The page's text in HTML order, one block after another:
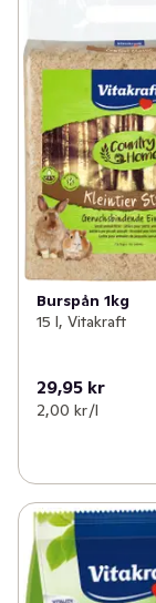
Burspån 1kg
15 l, Vitakraft
29,95 kr
2,00 kr /l